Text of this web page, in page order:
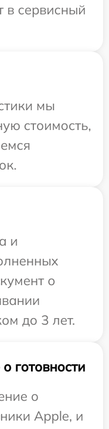
в сервисный
мы
стоимость,
и
о
до 3 лет.
готовности
о
Apple, и